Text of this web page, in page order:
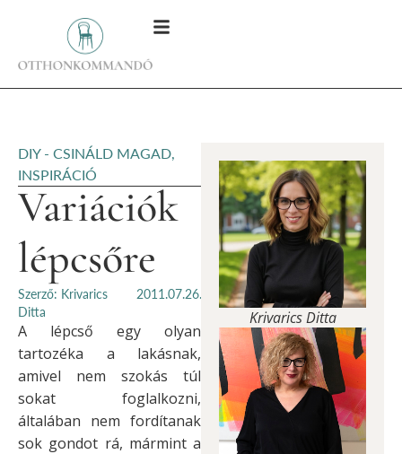
DIY - CSINÁLD MAGAD
INSPIRÁCIÓ
Variációk
lépcsőre
Szerző: Krivarics
Ditta
2011.07.26.
A lépcső egy olyan
tartozéka a lakásnak,
amivel nem szokás túl
sokat foglalkozni,
általában nem fordítanak
sok gondot rá, mármint a
Krivarics Ditta